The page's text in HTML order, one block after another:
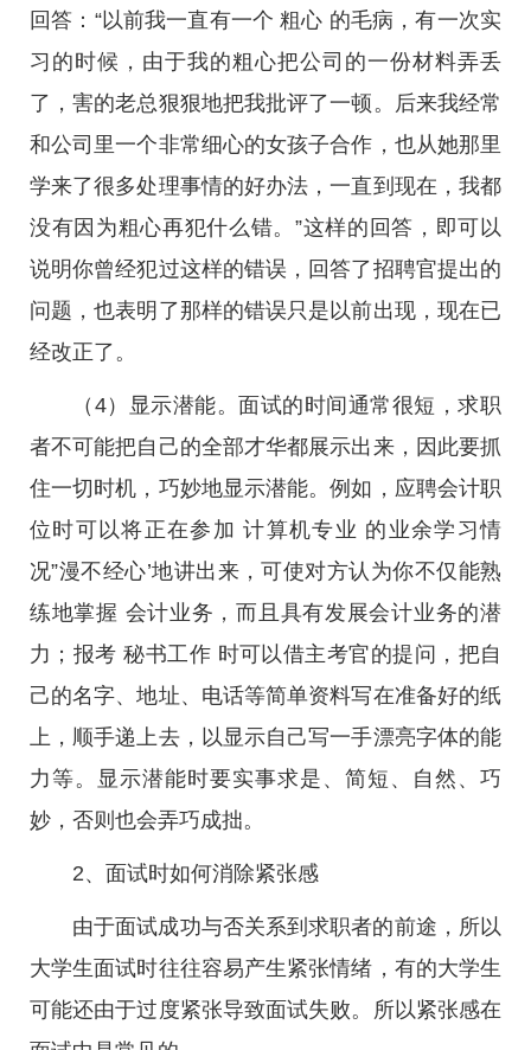
回答：“以前我一直有一个 粗心 的毛病，有一次实
习的时候，由于我的粗心把公司的一份材料弄丢
了，害的老总狠狠地把我批评了一顿。后来我经常
和公司里一个非常细心的女孩子合作，也从她那里
学来了很多处理事情的好办法，一直到现在，我都
没有因为粗心再犯什么错。”这样的回答，即可以
说明你曾经犯过这样的错误，回答了招聘官提出的
问题，也表明了那样的错误只是以前出现，现在已
经改正了。
（4）显示潜能。面试的时间通常很短，求职
者不可能把自己的全部才华都展示出来，因此要抓
住一切时机，巧妙地显示潜能。例如，应聘会计职
位时可以将正在参加 计算机专业 的业余学习情
况”漫不经心’地讲出来，可使对方认为你不仅能熟
练地掌握 会计业务，而且具有发展会计业务的潜
力；报考 秘书工作 时可以借主考官的提问，把自
己的名字、地址、电话等简单资料写在准备好的纸
上，顺手递上去，以显示自己写一手漂亮字体的能
力等。显示潜能时要实事求是、简短、自然、巧
妙，否则也会弄巧成拙。
2、面试时如何消除紧张感
由于面试成功与否关系到求职者的前途，所以
大学生面试时往往容易产生紧张情绪，有的大学生
可能还由于过度紧张导致面试失败。所以紧张感在